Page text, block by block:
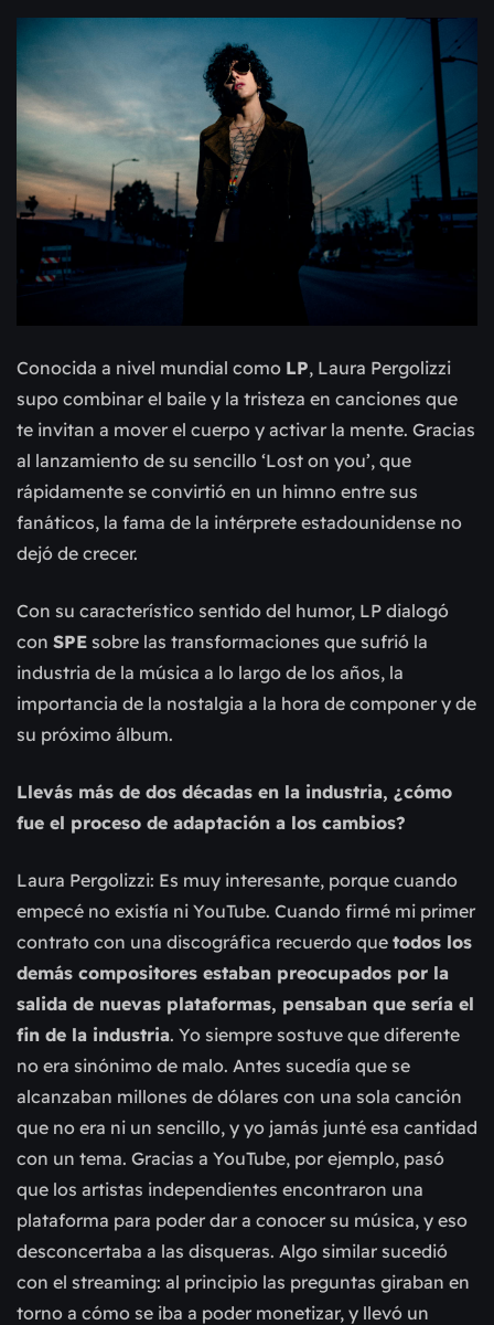
Conocida a nivel mundial como LP, Laura Pergolizzi
supo combinar el baile y la tristeza en canciones que
te invitan a mover el cuerpo y activar la mente. Gracias
al lanzamiento de su sencillo ‘Lost on you’, que
rápidamente se convirtió en un himno entre sus
fanáticos, la fama de la intérprete estadounidense no
dejó de crecer.
Con su característico sentido del humor, LP dialogó
con SPE sobre las transformaciones que sufrió la
industria de la música a lo largo de los años, la
importancia de la nostalgia a la hora de componer y de
su próximo álbum.
Llevás más de dos décadas en la industria, ¿cómo
fue el proceso de adaptación a los cambios?
Laura Pergolizzi: Es muy interesante, porque cuando
empecé no existía ni YouTube. Cuando firmé mi primer
contrato con una discográfica recuerdo que todos los
demás compositores estaban preocupados por la
salida de nuevas plataformas, pensaban que sería el
fin de la industria. Yo siempre sostuve que diferente
no era sinónimo de malo. Antes sucedía que se
alcanzaban millones de dólares con una sola canción
que no era ni un sencillo, y yo jamás junté esa cantidad
con un tema. Gracias a YouTube, por ejemplo, pasó
que los artistas independientes encontraron una
plataforma para poder dar a conocer su música, y eso
desconcertaba a las disqueras. Algo similar sucedió
con el streaming: al principio las preguntas giraban en
torno a cómo se iba a poder monetizar, y llevó un